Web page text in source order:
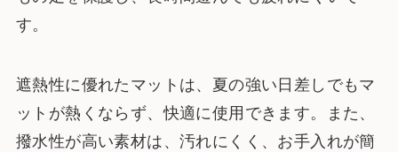
す。
遮熱性に優れたマットは、夏の強い日差しでもマ
ットが熱くならず、快適に使用できます。また、
撥水性が高い素材は、汚れにくく、お手入れが簡